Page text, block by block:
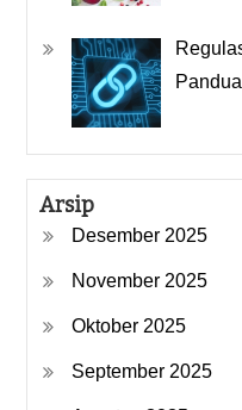
Arsip
Desember 2025
November 2025
Oktober 2025
September 2025